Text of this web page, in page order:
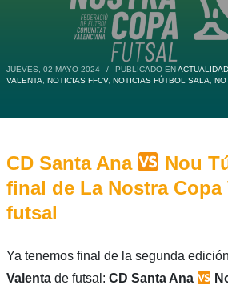
JUEVES, 02 MAYO 2024 / PUBLICADO ENACTUALIDAD
VALENTA
NOTICIAS FFCV, NOTICIAS FÚTBOL SALA
CD Santa Ana
Nou
final de La Nostra Copa
futsal
Ya tenemos final de la segunda
Valentade futsal: CD Santa Ana